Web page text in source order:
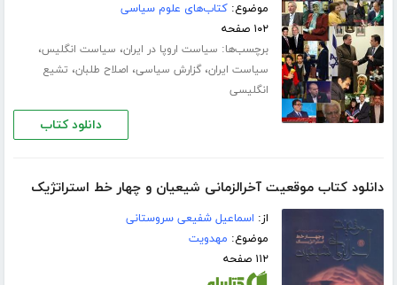
موضوع:کتاب‌های علوم سیاسی
۱۰۲ صفحه
برچسب‌ها: سیاست اروپا در ایران، سیاست انگلیس،
سیاست ایران،گزارش سیاسی، اصلاح طلبان، تشیع
انگلیسی
دانلود کتاب
دانلود کتاب موقعیت آخرالزمانی شیعیان و چهار خط استراتژیک
از: اسماعیل شفیعی سروستانی
موضوع: مهدویت
۱۱۲ صفحه